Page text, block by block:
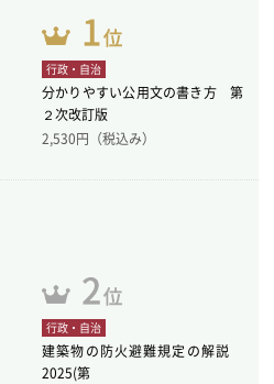
行政・自治
分かりやすい公用文の書き方 第
２次改訂版
2,530円（税込み）
行政・自治
建築物の防火避難規定の解説
2025(第